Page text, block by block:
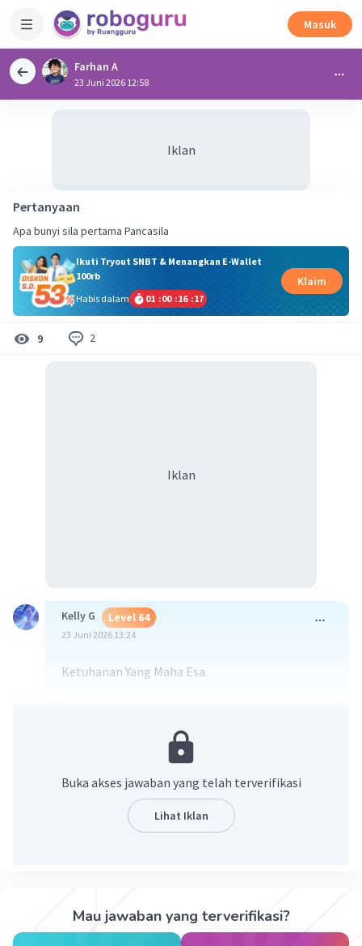
Masuk
Farhan A
23 Juni 2026 12:58
Iklan
Pertanyaan
Apa bunyi sila pertama Pancasila
Ikuti Tryout SNBT & Menangkan E-Wallet
100rb
Habis dalam
01 :00 :16 :17
Klaim
9 2
Iklan
Kelly G Level 64
23 Juni 2026 13:24
Ketuhanan Yang Maha Esa
Level 82
Betul betul betul
Iklan
Ketuhanan yang maha esa
Buka akses jawaban yang telah terverifikasi
Lihat Iklan
Mau jawaban yang terverifikasi?